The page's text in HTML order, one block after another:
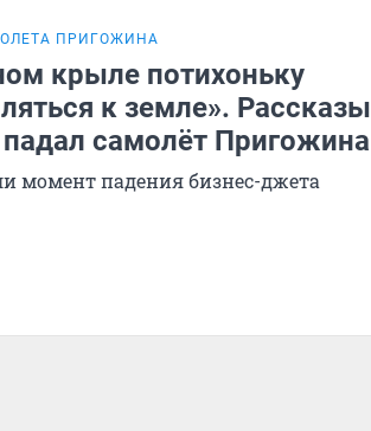
ПРИГОЖИНА
крыле потихоньку
к земле». Рассказы
самолёт Пригожина
момент падения бизнес-джета